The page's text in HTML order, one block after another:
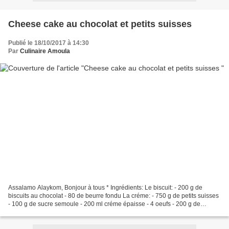
Cheese cake au chocolat et petits suisses
Publié le 18/10/2017 à 14:30
Par Culinaire Amoula
Assalamo Alaykom, Bonjour à tous * Ingrédients: Le biscuit: - 200 g de
biscuits au chocolat - 80 de beurre fondu La créme: - 750 g de petits suisses
- 100 g de sucre semoule - 200 ml créme épaisse - 4 oeufs - 200 g de